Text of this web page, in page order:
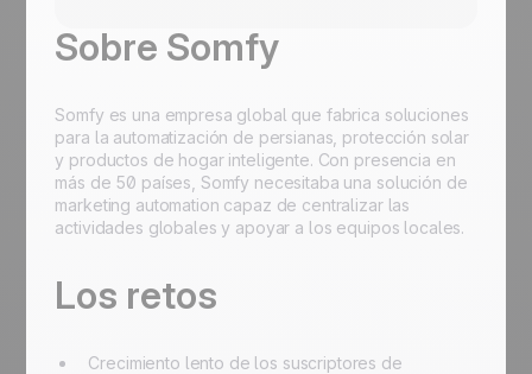
Sobre Somfy
Somfy es una empresa global que fabrica soluciones
para la automatización de persianas, protección solar
y productos de hogar inteligente. Con presencia en
más de 50 países, Somfy necesitaba una solución de
marketing automation capaz de centralizar las
actividades globales y apoyar a los equipos locales.
Los retos
Crecimiento lento de los suscriptores de